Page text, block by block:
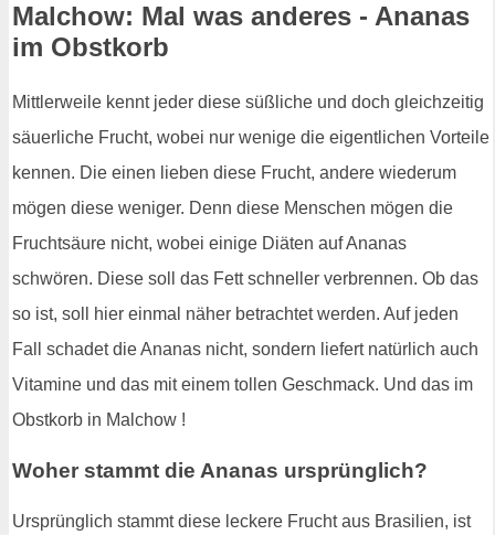
Malchow: Mal was anderes - Ananas
im Obstkorb
Mittlerweile kennt jeder diese süßliche und doch gleichzeitig
säuerliche Frucht, wobei nur wenige die eigentlichen Vorteile
kennen. Die einen lieben diese Frucht, andere wiederum
mögen diese weniger. Denn diese Menschen mögen die
Fruchtsäure nicht, wobei einige Diäten auf Ananas
schwören. Diese soll das Fett schneller verbrennen. Ob das
so ist, soll hier einmal näher betrachtet werden. Auf jeden
Fall schadet die Ananas nicht, sondern liefert natürlich auch
Vitamine und das mit einem tollen Geschmack. Und das im
Obstkorb in Malchow !
Woher stammt die Ananas ursprünglich?
Ursprünglich stammt diese leckere Frucht aus Brasilien, ist